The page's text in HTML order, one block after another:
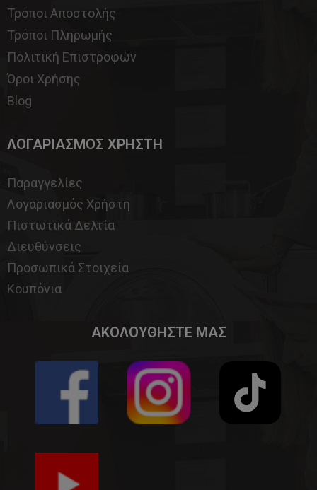
Τρόποι Αποστολής
Τρόποι Πληρωμής
Πολιτική Επιστροφών
Όροι Χρήσης
Blog
ΛΟΓΑΡΙΑΣΜΟΣ ΧΡΗΣΤΗ
Παραγγελίες
Λογαριασμός Χρήστη
Πιστωτικά Δελτία
Διευθύνσεις
Προσωπικά Στοιχεία
Κουπόνια
ΑΚΟΛΟΥΘΗΣΤΕ ΜΑΣ